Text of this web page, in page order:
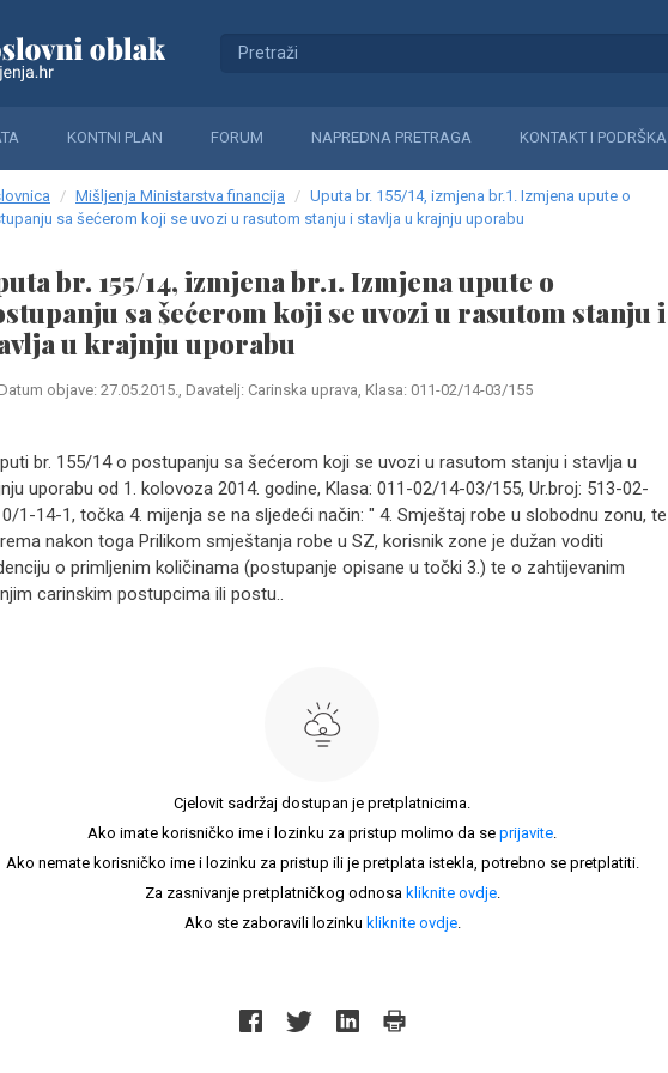
KONTNI PLAN FORUM NAPREDNA PRETRAGA KONTAKT I PODRŠKA
Mišljenja Ministarstva financija
Uputa br. 155/14, izmjena br.1. Izmjena upute o
sa šećerom koji se uvozi u rasutom stanju i stavlja u krajnju uporabu
br. 155/14, izmjena br.1. Izmjena upute o
sa šećerom koji se uvozi u rasutom stanju i
u krajnju uporabu
Datum objave: 27.05.2015., Davatelj: Carinska uprava, Klasa: 011-02/14-03/155
br. 155/14 o postupanju sa šećerom koji se uvozi u rasutom stanju i stavlja u
uporabu od 1. kolovoza 2014. godine, Klasa: 011-02/14-03/155, Ur.broj: 513-02-
1-14-1, točka 4. mijenja se na sljedeći način: " 4. Smještaj robe u slobodnu zonu, te
nakon toga Prilikom smještanja robe u SZ, korisnik zone je dužan voditi
o primljenim količinama (postupanje opisane u točki 3.) te o zahtijevanim
carinskim postupcima ili postu..
Cjelovit sadržaj dostupan je pretplatnicima.
Ako imate korisničko ime i lozinku za pristup molimo da se prijavite.
Ako nemate korisničko ime i lozinku za pristup ili je pretplata istekla, potrebno se pretplatiti.
Za zasnivanje pretplatničkog odnosa kliknite ovdje.
Ako ste zaboravili lozinku kliknite ovdje.